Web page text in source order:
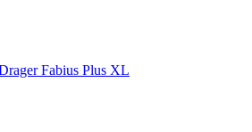
Fabius Plus XL